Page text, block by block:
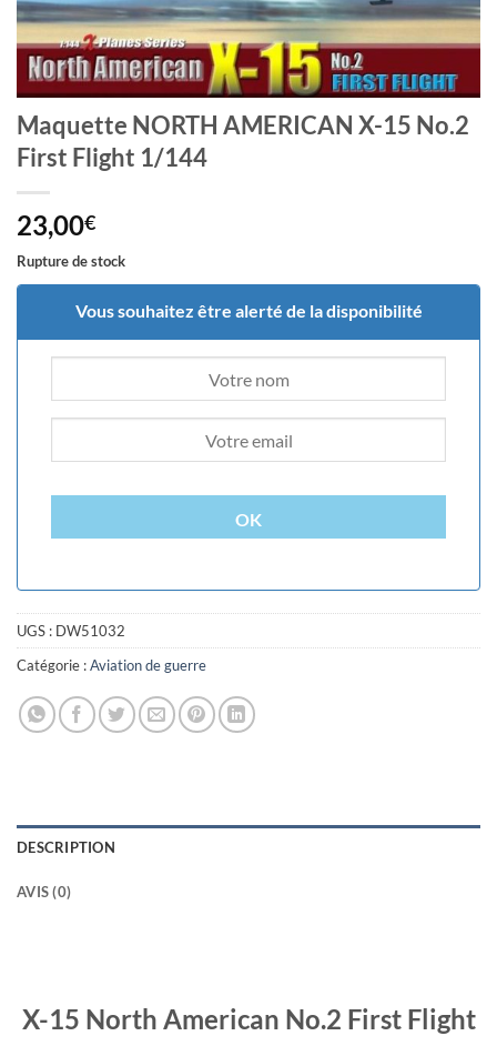
Maquette NORTH AMERICAN X-15 No.2
First Flight 1/144
23,00€
Rupture de stock
Vous souhaitez être alerté de la disponibilité
OK
UGS : DW51032
Catégorie :Aviation de guerre
DESCRIPTION
AVIS (0)
X-15 North American No.2 First Flight